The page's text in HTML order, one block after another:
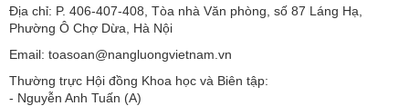
Địa chỉ: P. 406-407-408, Tòa nhà Văn phòng, số 87 Láng Hạ,
Phường Ô Chợ Dừa, Hà Nội
Email: toasoan@nangluongvietnam.vn
Thường trực Hội đồng Khoa học và Biên tập:
​​​​​​- Nguyễn Anh Tuấn (A)